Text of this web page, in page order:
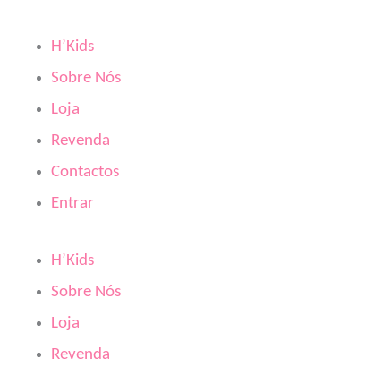
content
H’Kids
Sobre Nós
Loja
Revenda
Contactos
Entrar
H’Kids
Sobre Nós
Loja
Revenda